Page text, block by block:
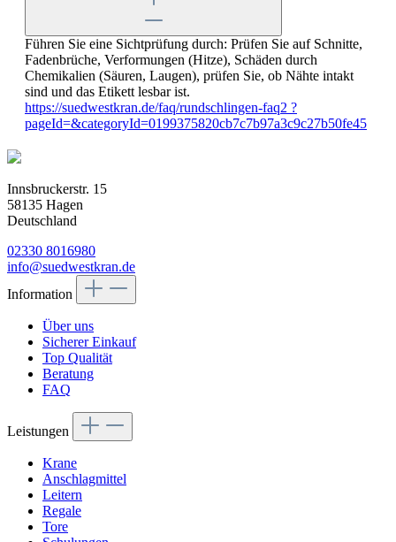
Führen Sie eine Sichtprüfung durch: Prüfen Sie auf Schnitte,
Fadenbrüche, Verformungen (Hitze), Schäden durch
Chemikalien (Säuren, Laugen), prüfen Sie, ob Nähte intakt
sind und das Etikett lesbar ist.
https://suedwestkran.de/faq/rundschlingen-faq2 ?
pageId=&categoryId=0199375820cb7c7b97a3c9c27b50fe45
Innsbruckerstr. 15
58135 Hagen
Deutschland
02330 8016980
info@suedwestkran.de
Information
Über uns
Sicherer Einkauf
Top Qualität
Beratung
FAQ
Leistungen
Krane
Anschlagmittel
Leitern
Regale
Tore